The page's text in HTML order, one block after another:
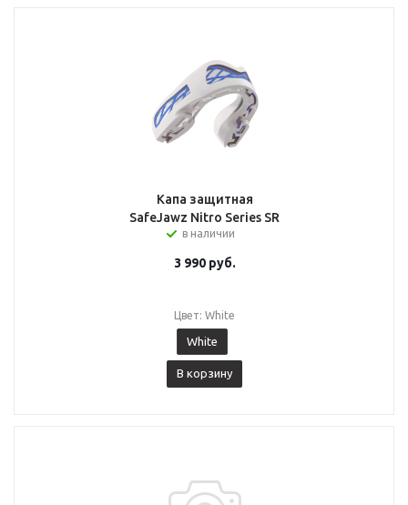
Капа защитная
SafeJawz Nitro Series SR
в наличии
3 990руб.
Цвет: White
White
В корзину